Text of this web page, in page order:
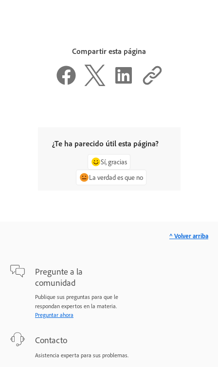
Compartir esta página
¿Te ha parecido útil esta página?
Sí, gracias
La verdad es que no
Pregunte a la
comunidad
Publique sus preguntas para que le
respondan expertos en la materia.
Preguntar ahora
Contacto
Asistencia experta para sus problemas.
^ Volver arriba